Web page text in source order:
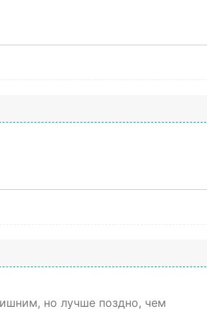
но лучше поздно, чем